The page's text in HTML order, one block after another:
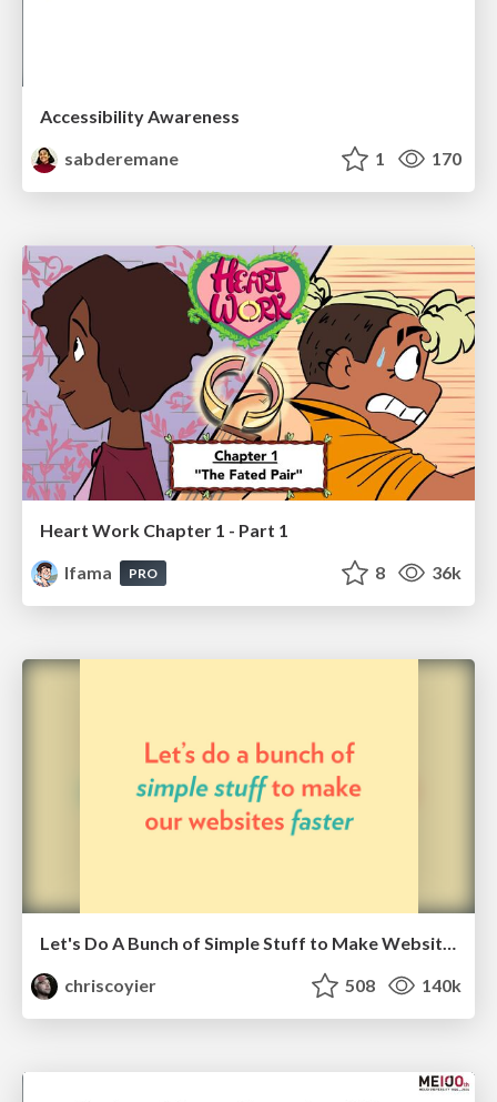
Accessibility Awareness
sabderemane
1 170
Heart Work Chapter 1 - Part 1
lfama
PRO 8 36k
Let's Do A Bunch of Simple Stuff to Make Websites Faster
chriscoyier
508 140k